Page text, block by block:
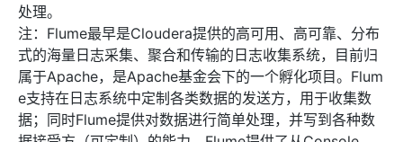
处理。
注：Flume最早是Cloudera提供的高可用、高可靠、分布
式的海量日志采集、聚合和传输的日志收集系统，目前归
属于Apache，是Apache基金会下的一个孵化项目。Flum
e支持在日志系统中定制各类数据的发送方，用于收集数
据；同时Flume提供对数据进行简单处理，并写到各种数